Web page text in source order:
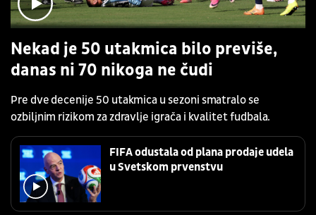
Nekad je 50 utakmica bilo previše,
danas ni 70 nikoga ne čudi
Pre dve decenije 50 utakmica u sezoni smatralo se
ozbiljnim rizikom za zdravlje igrača i kvalitet fudbala.
FIFA odustala od plana prodaje udela
u Svetskom prvenstvu